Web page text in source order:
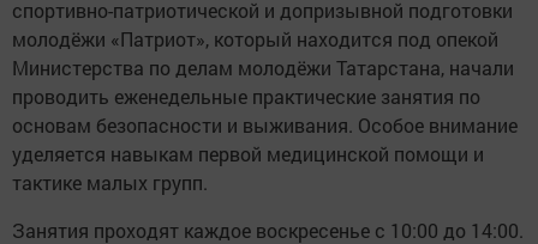
спортивно-патриотической и допризывной подготовки
молодёжи «Патриот», который находится под опекой
Министерства по делам молодёжи Татарстана, начали
проводить еженедельные практические занятия по
основам безопасности и выживания. Особое внимание
уделяется навыкам первой медицинской помощи и
тактике малых групп.
Занятия проходят каждое воскресенье с 10:00 до 14:00.